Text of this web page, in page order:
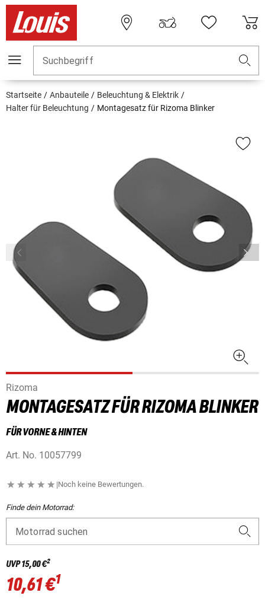
Suchbegriff
Startseite Anbauteile
Beleuchtung & Elektrik
Halter für Beleuchtung
Montagesatz für Rizoma Blinker
Rizoma
MONTAGESATZ FÜR RIZOMA BLINKER
FÜR VORNE & HINTEN
Art. No. 10057799
|Noch keine Bewertungen.
Finde dein Motorrad:
Motorrad suchen
UVP15,00 €2
10,61 €1